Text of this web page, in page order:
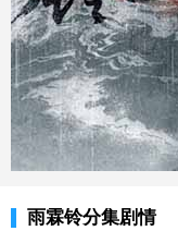
雨霖铃分集剧情